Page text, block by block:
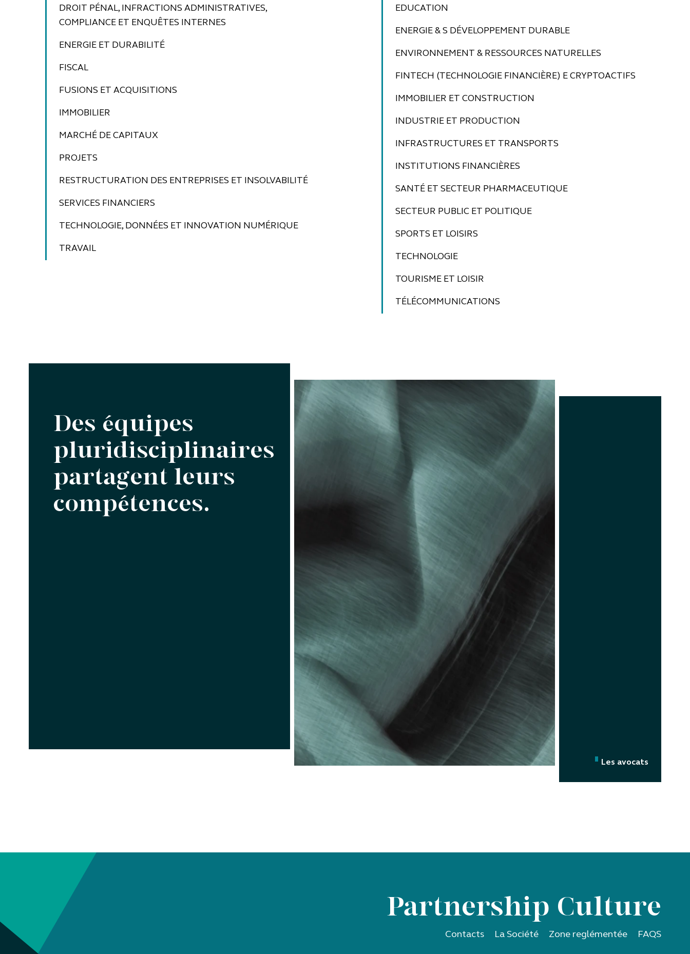
DROIT PÉNAL, INFRACTIONS ADMINISTRATIVES,
COMPLIANCE ET ENQUÊTES INTERNES
ENERGIE ET DURABILITÉ
FISCAL
FUSIONS ET ACQUISITIONS
IMMOBILIER
MARCHÉ DE CAPITAUX
PROJETS
RESTRUCTURATION DES ENTREPRISES ET INSOLVABILITÉ
SERVICES FINANCIERS
TECHNOLOGIE, DONNÉES ET INNOVATION NUMÉRIQUE
TRAVAIL
EDUCATION
ENERGIE & S DÉVELOPPEMENT DURABLE
ENVIRONNEMENT & RESSOURCES NATURELLES
FINTECH (TECHNOLOGIE FINANCIÈRE) E CRYPTOACTIFS
IMMOBILIER ET CONSTRUCTION
INDUSTRIE ET PRODUCTION
INFRASTRUCTURES ET TRANSPORTS
INSTITUTIONS FINANCIÈRES
SANTÉ ET SECTEUR PHARMACEUTIQUE
SECTEUR PUBLIC ET POLITIQUE
SPORTS ET LOISIRS
TECHNOLOGIE
TOURISME ET LOISIR
TÉLÉCOMMUNICATIONS
Des équipes
pluridisciplinaires
partagent leurs
compétences.
Les avocats
Partnership Culture
Contacts La Société Zone reglémentée FAQS